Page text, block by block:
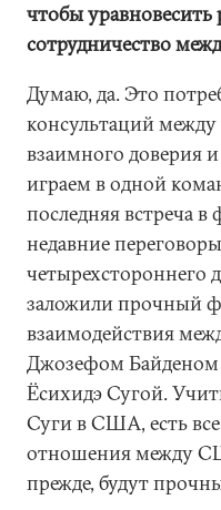
чтобы
сотрудничество
Думаю, да. Это
консультаций
взаимного доверия
играем в одной
последняя встреча в
недавние
четырехстороннего
заложили прочный
взаимодействия
Джозефом
Ёсихидэ Сугой.
Суги в США, есть
отношения между
прежде, будут